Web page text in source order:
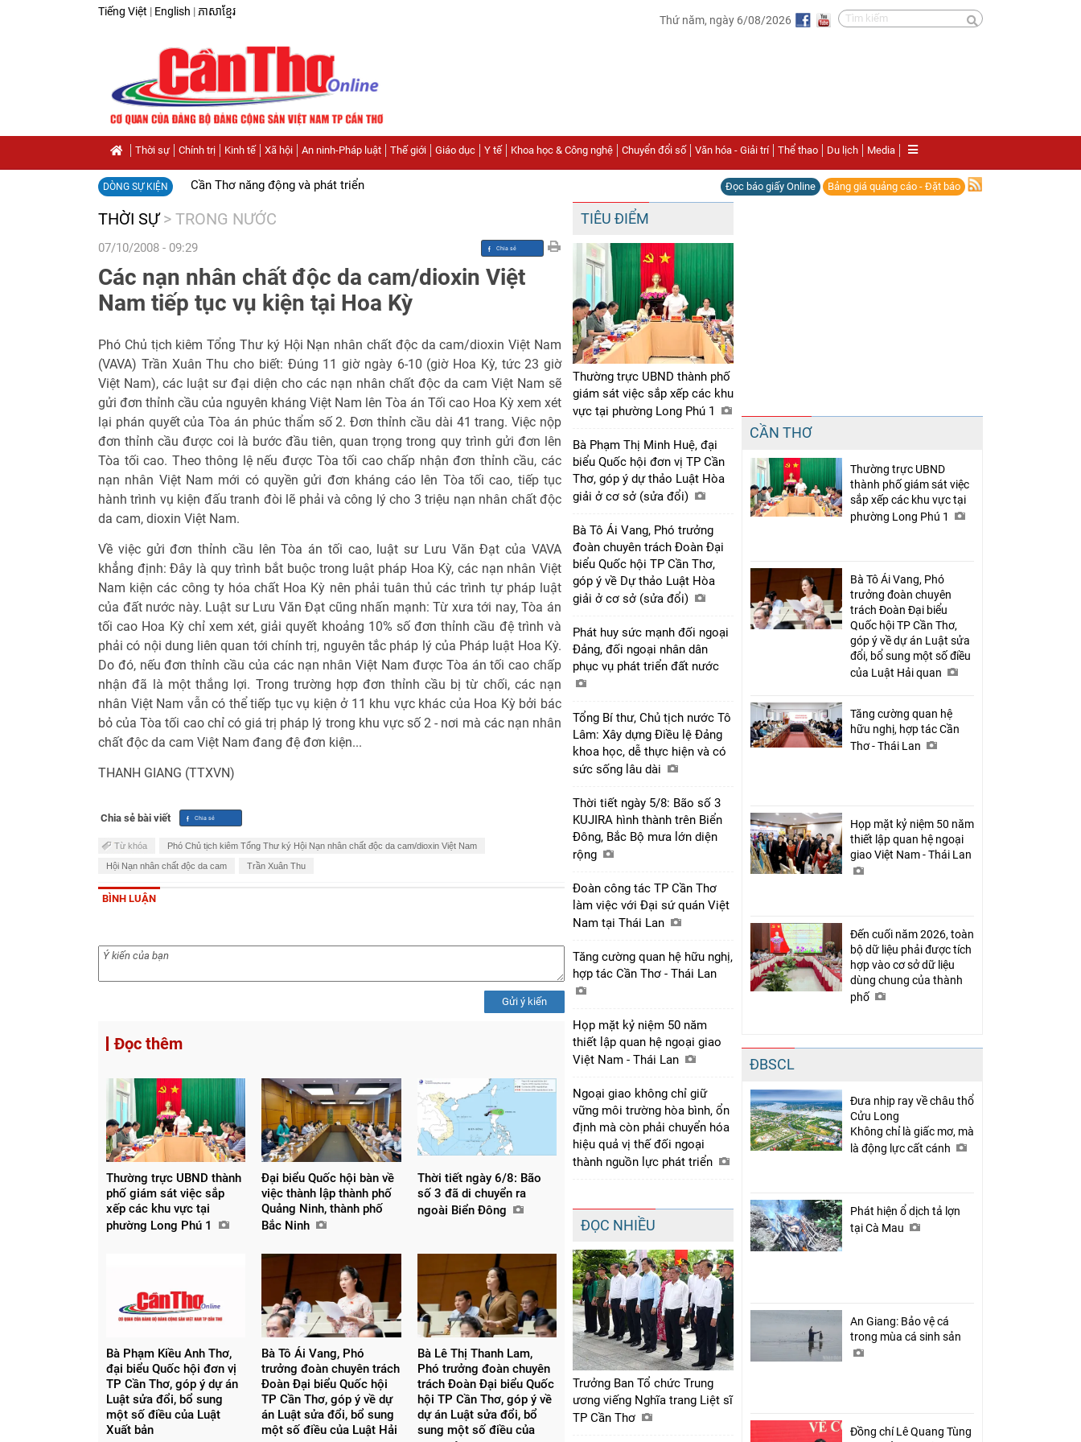
Tiếng Việt | English | ភាសាខ្មែរ
Thứ năm, ngày 6/08/2026
Thời sự Chính trị Kinh tế Xã hội An ninh-Pháp luật Thế giới Giáo dục Y tế Khoa học & Công nghệ Chuyển đổi số Văn hóa - Giải trí Thể thao Du lịch Media
DÒNG SỰ KIỆN Cần Thơ năng động và phát triển Đọc báo giấy Online Bảng giá quảng cáo - Đặt báo
THỜI SỰ > TRONG NƯỚC
07/10/2008 - 09:29
Chia sẻ
Các nạn nhân chất độc da cam/dioxin Việt
Nam tiếp tục vụ kiện tại Hoa Kỳ
Phó Chủ tịch kiêm Tổng Thư ký Hội Nạn nhân chất độc da cam/dioxin Việt Nam
(VAVA) Trần Xuân Thu cho biết: Đúng 11 giờ ngày 6-10 (giờ Hoa Kỳ, tức 23 giờ
Việt Nam), các luật sư đại diện cho các nạn nhân chất độc da cam Việt Nam sẽ
gửi đơn thỉnh cầu của nguyên kháng Việt Nam lên Tòa án Tối cao Hoa Kỳ xem xét
lại phán quyết của Tòa án phúc thẩm số 2. Đơn thỉnh cầu dài 41 trang. Việc nộp
đơn thỉnh cầu được coi là bước đầu tiên, quan trọng trong quy trình gửi đơn lên
Tòa tối cao. Theo thông lệ nếu được Tòa tối cao chấp nhận đơn thỉnh cầu, các
nạn nhân Việt Nam mới có quyền gửi đơn kháng cáo lên Tòa tối cao, tiếp tục
hành trình vụ kiện đấu tranh đòi lẽ phải và công lý cho 3 triệu nạn nhân chất độc
da cam, dioxin Việt Nam.
Về việc gửi đơn thỉnh cầu lên Tòa án tối cao, luật sư Lưu Văn Đạt của VAVA
khẳng định: Đây là quy trình bắt buộc trong luật pháp Hoa Kỳ, các nạn nhân Việt
Nam kiện các công ty hóa chất Hoa Kỳ nên phải tuân thủ các trình tự pháp luật
của đất nước này. Luật sư Lưu Văn Đạt cũng nhấn mạnh: Từ xưa tới nay, Tòa án
tối cao Hoa Kỳ chỉ xem xét, giải quyết khoảng 10% số đơn thỉnh cầu đệ trình và
phải có nội dung liên quan tới chính trị, nguyên tắc pháp lý của Pháp luật Hoa Kỳ.
Do đó, nếu đơn thỉnh cầu của các nạn nhân Việt Nam được Tòa án tối cao chấp
nhận đã là một thắng lợi. Trong trường hợp đơn thỉnh cầu bị từ chối, các nạn
nhân Việt Nam vẫn có thể tiếp tục vụ kiện ở 11 khu vực khác của Hoa Kỳ bởi bác
bỏ của Tòa tối cao chỉ có giá trị pháp lý trong khu vực số 2 - nơi mà các nạn nhân
chất độc da cam Việt Nam đang đệ đơn kiện...
THANH GIANG (TTXVN)
Chia sẻ bài viết
Chia sẻ
Facebook
Từ khóa Phó Chủ tịch kiêm Tổng Thư ký Hội Nạn nhân chất độc da cam/dioxin Việt Nam
Hội Nạn nhân chất độc da cam Trần Xuân Thu
BÌNH LUẬN
Gửi ý kiến
Đọc thêm
Thường trực UBND thành
phố giám sát việc sắp
xếp các khu vực tại
phường Long Phú 1
Đại biểu Quốc hội bàn về
việc thành lập thành phố
Quảng Ninh, thành phố
Bắc Ninh
Thời tiết ngày 6/8: Bão
số 3 đã di chuyển ra
ngoài Biển Đông
Bà Phạm Kiều Anh Thơ,
đại biểu Quốc hội đơn vị
TP Cần Thơ, góp ý dự án
Luật sửa đổi, bổ sung
một số điều của Luật
Xuất bản
Bà Tô Ái Vang, Phó
trưởng đoàn chuyên trách
Đoàn Đại biểu Quốc hội
TP Cần Thơ, góp ý về dự
án Luật sửa đổi, bổ sung
một số điều của Luật Hải
Bà Lê Thị Thanh Lam,
Phó trưởng đoàn chuyên
trách Đoàn Đại biểu Quốc
hội TP Cần Thơ, góp ý về
dự án Luật sửa đổi, bổ
sung một số điều của
TIÊU ĐIỂM
Thường trực UBND thành phố
giám sát việc sắp xếp các khu
vực tại phường Long Phú 1
Bà Phạm Thị Minh Huệ, đại
biểu Quốc hội đơn vị TP Cần
Thơ, góp ý dự thảo Luật Hòa
giải ở cơ sở (sửa đổi)
Bà Tô Ái Vang, Phó trưởng
đoàn chuyên trách Đoàn Đại
biểu Quốc hội TP Cần Thơ,
góp ý về Dự thảo Luật Hòa
giải ở cơ sở (sửa đổi)
Phát huy sức mạnh đối ngoại
Đảng, đối ngoại nhân dân
phục vụ phát triển đất nước
Tổng Bí thư, Chủ tịch nước Tô
Lâm: Xây dựng Điều lệ Đảng
khoa học, dễ thực hiện và có
sức sống lâu dài
Thời tiết ngày 5/8: Bão số 3
KUJIRA hình thành trên Biển
Đông, Bắc Bộ mưa lớn diện
rộng
Đoàn công tác TP Cần Thơ
làm việc với Đại sứ quán Việt
Nam tại Thái Lan
Tăng cường quan hệ hữu nghị,
hợp tác Cần Thơ - Thái Lan
Họp mặt kỷ niệm 50 năm
thiết lập quan hệ ngoại giao
Việt Nam - Thái Lan
Ngoại giao không chỉ giữ
vững môi trường hòa bình, ổn
định mà còn phải chuyển hóa
hiệu quả vị thế đối ngoại
thành nguồn lực phát triển
ĐỌC NHIỀU
Trưởng Ban Tổ chức Trung
ương viếng Nghĩa trang Liệt sĩ
TP Cần Thơ
CẦN THƠ
Thường trực UBND
thành phố giám sát việc
sắp xếp các khu vực tại
phường Long Phú 1
Bà Tô Ái Vang, Phó
trưởng đoàn chuyên
trách Đoàn Đại biểu
Quốc hội TP Cần Thơ,
góp ý về dự án Luật sửa
đổi, bổ sung một số điều
của Luật Hải quan
Tăng cường quan hệ
hữu nghị, hợp tác Cần
Thơ - Thái Lan
Họp mặt kỷ niệm 50 năm
thiết lập quan hệ ngoại
giao Việt Nam - Thái Lan
Đến cuối năm 2026, toàn
bộ dữ liệu phải được tích
hợp vào cơ sở dữ liệu
dùng chung của thành
phố
ĐBSCL
Đưa nhịp ray về châu thổ
Cửu Long
Không chỉ là giấc mơ, mà
là động lực cất cánh
Phát hiện ổ dịch tả lợn
tại Cà Mau
An Giang: Bảo vệ cá
trong mùa cá sinh sản
Đồng chí Lê Quang Tùng